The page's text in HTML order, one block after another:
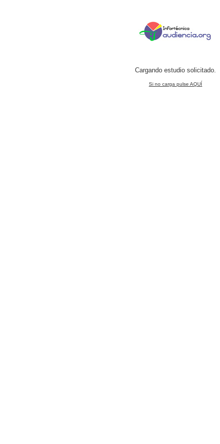
Cargando estudio solicitado.
Si no carga pulse AQUÍ